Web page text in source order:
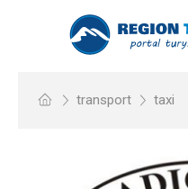
transport taxi